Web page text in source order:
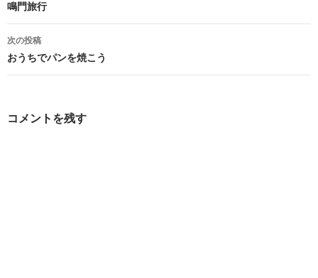
稿
ナ
ビ
ゲ
鳴門旅行
次の投稿
おうちでパンを焼こう
コメントを残す